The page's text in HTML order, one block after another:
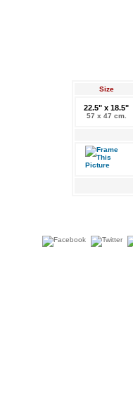
Size
22.5" x 18.5"
57 x 47 cm.